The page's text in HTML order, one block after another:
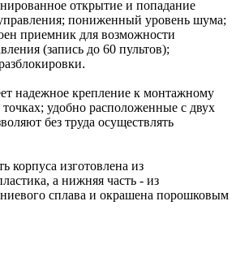
открытие и попадание
пониженный уровень шума;
приемник для возможности
(запись до 60 пультов);
.
надежное крепление к монтажному
удобно расположенные с двух
без труда осуществлять
корпуса изготовлена из
а нижняя часть - из
сплава и окрашена порошковым